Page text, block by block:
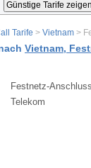
Tarife > Vietnam >
Vietnam,
Festnetz-
Telekom